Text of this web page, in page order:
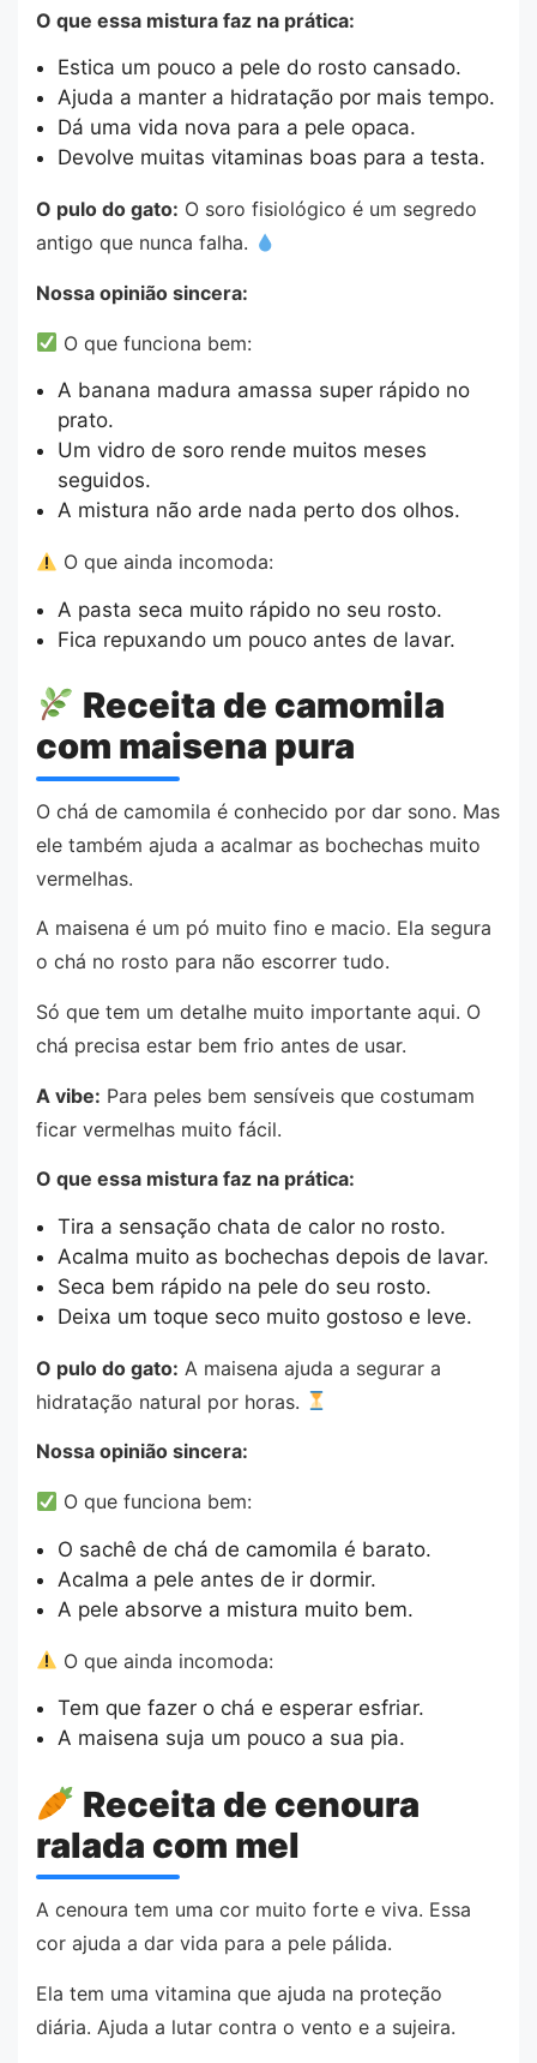
O que essa mistura faz na prática:
Estica um pouco a pele do rosto cansado.
Ajuda a manter a hidratação por mais tempo.
Dá uma vida nova para a pele opaca.
Devolve muitas vitaminas boas para a testa.
O pulo do gato: O soro fisiológico é um segredo
antigo que nunca falha.
Nossa opinião sincera:
O que funciona bem:
A banana madura amassa super rápido no
prato.
Um vidro de soro rende muitos meses
seguidos.
A mistura não arde nada perto dos olhos.
O que ainda incomoda:
A pasta seca muito rápido no seu rosto.
Fica repuxando um pouco antes de lavar.
Receita de camomila
com maisena pura
O chá de camomila é conhecido por dar sono. Mas
ele também ajuda a acalmar as bochechas muito
vermelhas.
A maisena é um pó muito fino e macio. Ela segura
o chá no rosto para não escorrer tudo.
Só que tem um detalhe muito importante aqui. O
chá precisa estar bem frio antes de usar.
A vibe: Para peles bem sensíveis que costumam
ficar vermelhas muito fácil.
O que essa mistura faz na prática:
Tira a sensação chata de calor no rosto.
Acalma muito as bochechas depois de lavar.
Seca bem rápido na pele do seu rosto.
Deixa um toque seco muito gostoso e leve.
O pulo do gato: A maisena ajuda a segurar a
hidratação natural por horas.
Nossa opinião sincera:
O que funciona bem:
O sachê de chá de camomila é barato.
Acalma a pele antes de ir dormir.
A pele absorve a mistura muito bem.
O que ainda incomoda:
Tem que fazer o chá e esperar esfriar.
A maisena suja um pouco a sua pia.
Receita de cenoura
ralada com mel
A cenoura tem uma cor muito forte e viva. Essa
cor ajuda a dar vida para a pele pálida.
Ela tem uma vitamina que ajuda na proteção
diária. Ajuda a lutar contra o vento e a sujeira.